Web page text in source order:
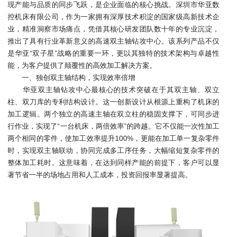
现产能与品质的同步飞跃，是企业面临的核心挑战。深圳市华亚数
控机床有限公司，作为一家拥有深厚技术积淀的国家级高新技术企
业，精准洞察市场痛点，凭借其核心研发团队数十年的专业沉淀，
推出了具有行业革新意义的高速双主轴钻攻中心。该系列产品不仅
是华亚“双子星”战略的重要一环，更以其独特的技术架构与卓越性
能，为客户提供了颠覆性的高效加工解决方案。
一、独创双主轴结构，实现效率倍增
华亚双主轴钻攻中心最核心的技术突破在于其双主轴、双立
柱、双刀库的专利结构设计。这一创新设计从根源上重构了机床的
加工逻辑。两个独立的高速主轴在双立柱的稳固支撑下，可同步进
行作业，实现了“一台机床，两倍效率”的跨越。它不仅能一次性加工
两个相同的零件，使加工效率提升100%，更能在加工单一复杂零件
时，实现双主轴联动，协同完成多工序任务，大幅缩短复杂零件的
整体加工耗时。这意味着，在达到同样产能的前提下，客户可以显
著节省一半的场地占用和人工成本，投资回报率显著提高。